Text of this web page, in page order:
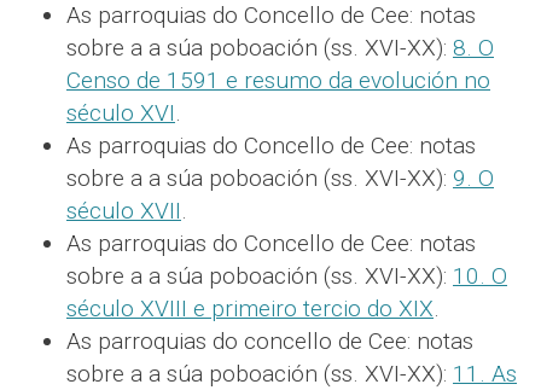
As parroquias do Concello de Cee: notas
sobre a a súa poboación (ss. XVI-XX): 8. O
Censo de 1591 e resumo da evolución no
século XVI.
As parroquias do Concello de Cee: notas
sobre a a súa poboación (ss. XVI-XX): 9. O
século XVII.
As parroquias do Concello de Cee: notas
sobre a a súa poboación (ss. XVI-XX): 10. O
século XVIII e primeiro tercio do XIX.
As parroquias do concello de Cee: notas
sobre a a súa poboación (ss. XVI-XX): 11. As